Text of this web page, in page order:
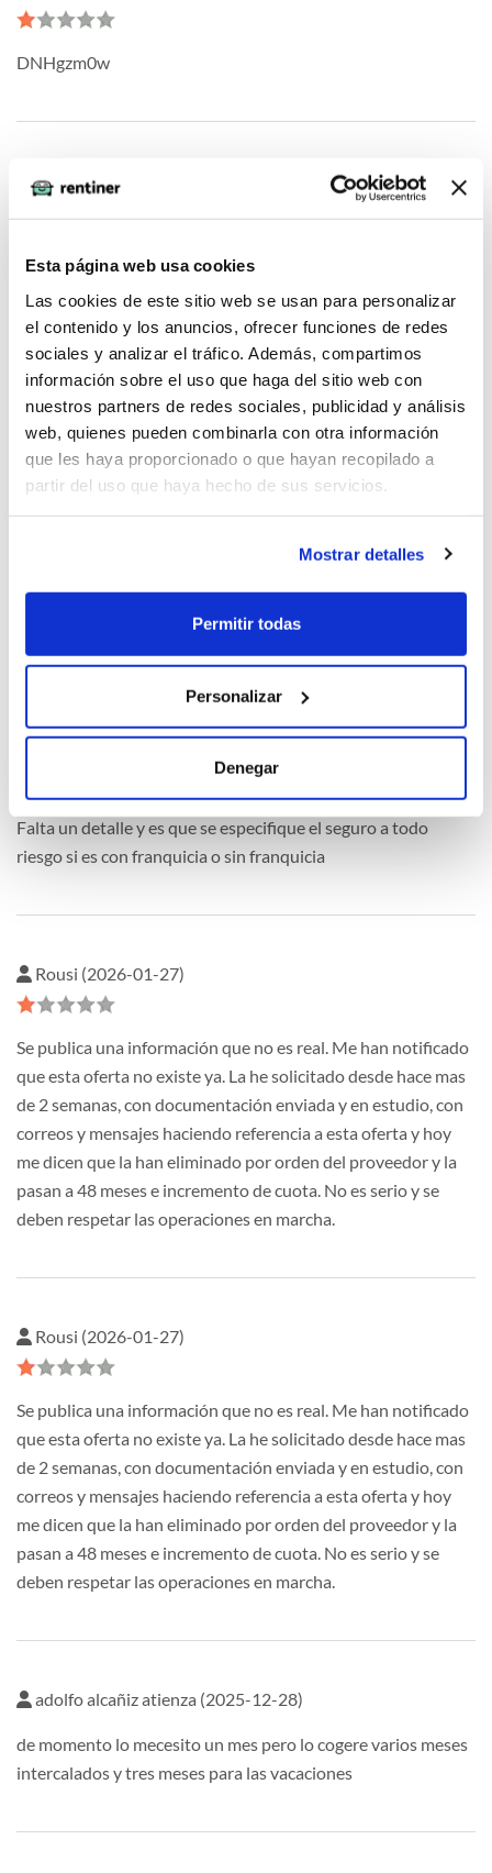
Esta página web usa cookies
Las cookies de este sitio web se usan para personalizar
el contenido y los anuncios, ofrecer funciones de redes
sociales y analizar el tráfico. Además, compartimos
información sobre el uso que haga del sitio web con
nuestros partners de redes sociales, publicidad y análisis
web, quienes pueden combinarla con otra información
que les haya proporcionado o que hayan recopilado a
partir del uso que haya hecho de sus servicios.
Mostrar detalles
Permitir todas
Personalizar
Denegar
DNHgzm0w
oQHnWnkU (2026-05-04)
oQHnWnkU (2026-05-04)
Falta un detalle y es que se especifique el seguro a todo
riesgo si es con franquicia o sin franquicia
Rousi (2026-01-27)
Se publica una información que no es real. Me han notificado
que esta oferta no existe ya. La he solicitado desde hace mas
de 2 semanas, con documentación enviada y en estudio, con
correos y mensajes haciendo referencia a esta oferta y hoy
me dicen que la han eliminado por orden del proveedor y la
pasan a 48 meses e incremento de cuota. No es serio y se
deben respetar las operaciones en marcha.
Rousi (2026-01-27)
Se publica una información que no es real. Me han notificado
que esta oferta no existe ya. La he solicitado desde hace mas
de 2 semanas, con documentación enviada y en estudio, con
correos y mensajes haciendo referencia a esta oferta y hoy
me dicen que la han eliminado por orden del proveedor y la
pasan a 48 meses e incremento de cuota. No es serio y se
deben respetar las operaciones en marcha.
adolfo alcañiz atienza (2025-12-28)
de momento lo mecesito un mes pero lo cogere varios meses
intercalados y tres meses para las vacaciones